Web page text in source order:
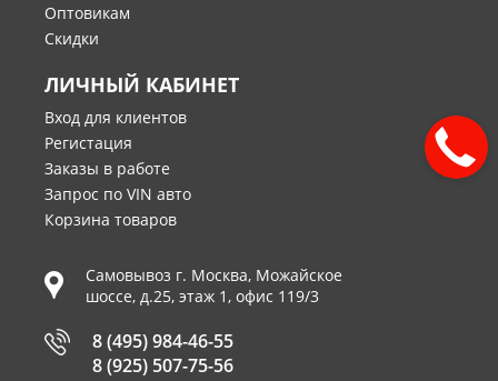
Оптовикам
Скидки
ЛИЧНЫЙ КАБИНЕТ
Вход для клиентов
Регистация
Заказы в работе
Запрос по VIN авто
Корзина товаров
Самовывоз г. Москва, Можайское
шоссе, д.25, этаж 1, офис 119/3
8 (495) 984-46-55
8 (925) 507-75-56